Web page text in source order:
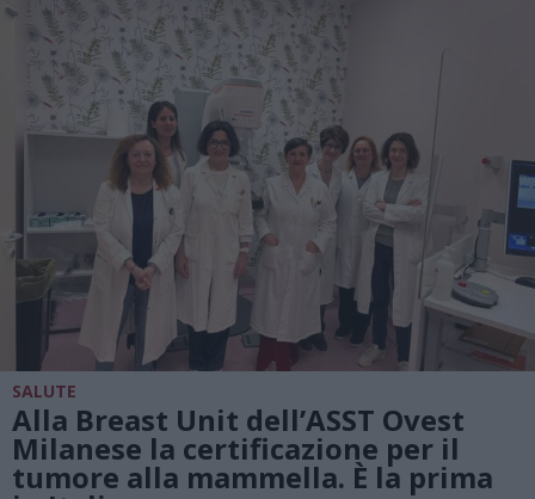
SALUTE
Alla Breast Unit dell’ASST Ovest
Milanese la certificazione per il
tumore alla mammella. È la prima